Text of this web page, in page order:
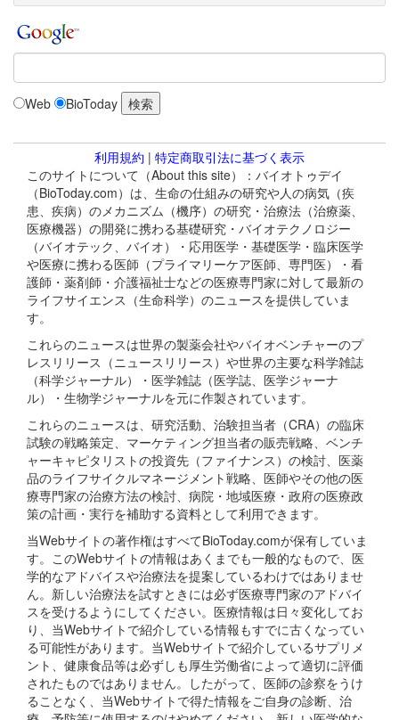
Web BioToday
利用規約 | 特定商取引法に基づく表示
このサイトについて（About this site）：バイオトゥデイ
（BioToday.com）は、生命の仕組みの研究や人の病気（疾
患、疾病）のメカニズム（機序）の研究・治療法（治療薬、
医療機器）の開発に携わる基礎研究・バイオテクノロジー
（バイオテック、バイオ）・応用医学・基礎医学・臨床医学
や医療に携わる医師（プライマリーケア医師、専門医）・看
護師・薬剤師・介護福祉士などの医療専門家に対して最新の
ライフサイエンス（生命科学）のニュースを提供していま
す。
これらのニュースは世界の製薬会社やバイオベンチャーのプ
レスリリース（ニュースリリース）や世界の主要な科学雑誌
（科学ジャーナル）・医学雑誌（医学誌、医学ジャーナ
ル）・生物学ジャーナルを元に作製されています。
これらのニュースは、研究活動、治験担当者（CRA）の臨床
試験の戦略策定、マーケティング担当者の販売戦略、ベンチ
ャーキャピタリストの投資先（ファイナンス）の検討、医薬
品のライフサイクルマネージメント戦略、医師やその他の医
療専門家の治療方法の検討、病院・地域医療・政府の医療政
策の計画・実行を補助する資料として利用できます。
当Webサイトの著作権はすべてBioToday.comが保有していま
す。このWebサイトの情報はあくまでも一般的なもので、医
学的なアドバイスや治療法を提案しているわけではありませ
ん。新しい治療法を試すときには必ず医療専門家のアドバイ
スを受けるようにしてください。医療情報は日々変化してお
り、当Webサイトで紹介している情報もすでに古くなってい
る可能性があります。当Webサイトで紹介しているサプリメ
ント、健康食品等は必ずしも厚生労働省によって適切に評価
されたものではありません。したがって、医師の診察をうけ
ることなく、当Webサイトで得た情報をご自身の診断、治